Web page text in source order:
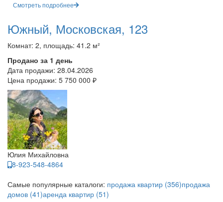
Смотреть подробнее
Южный, Московская, 123
Комнат: 2, площадь: 41.2 м²
Продано за 1 день
Дата продажи: 28.04.2026
Цена продажи: 5 750 000 ₽
Юлия Михайловна
8-923-548-4864
Самые популярные каталоги: продажа квартир (356)продажа
домов (41)аренда квартир (51)